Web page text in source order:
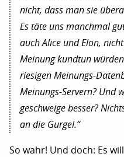
nicht, dass man sie
Es täte uns manchmal
auch Alice und Elon,
Meinung kundtun
riesigen Meinungs-
Meinungs-Servern? Und
geschweige besser?
an die Gurgel.“
So wahr! Und doch: Es